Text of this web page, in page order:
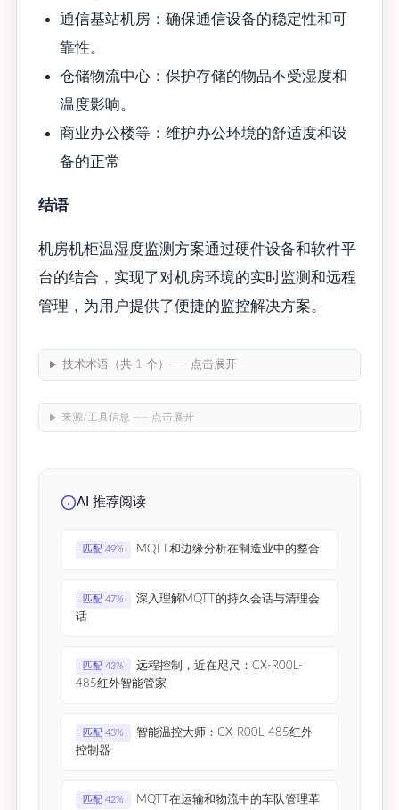
通信基站机房：确保通信设备的稳定性和可
靠性。
仓储物流中心：保护存储的物品不受湿度和
温度影响。
商业办公楼等：维护办公环境的舒适度和设
备的正常
结语
机房机柜温湿度监测方案通过硬件设备和软件平
台的结合，实现了对机房环境的实时监测和远程
管理，为用户提供了便捷的监控解决方案。
技术术语（共 1 个）—— 点击展开
来源/工具信息 —— 点击展开
AI 推荐阅读
匹配 49% MQTT和边缘分析在制造业中的整合
匹配 47%
深入理解MQTT的持久会话与清理会
话
匹配 43%
远程控制，近在咫尺：CX-R00L-
485红外智能管家
匹配 43%
智能温控大师：CX-R00L-485红外
控制器
匹配 42% MQTT在运输和物流中的车队管理革